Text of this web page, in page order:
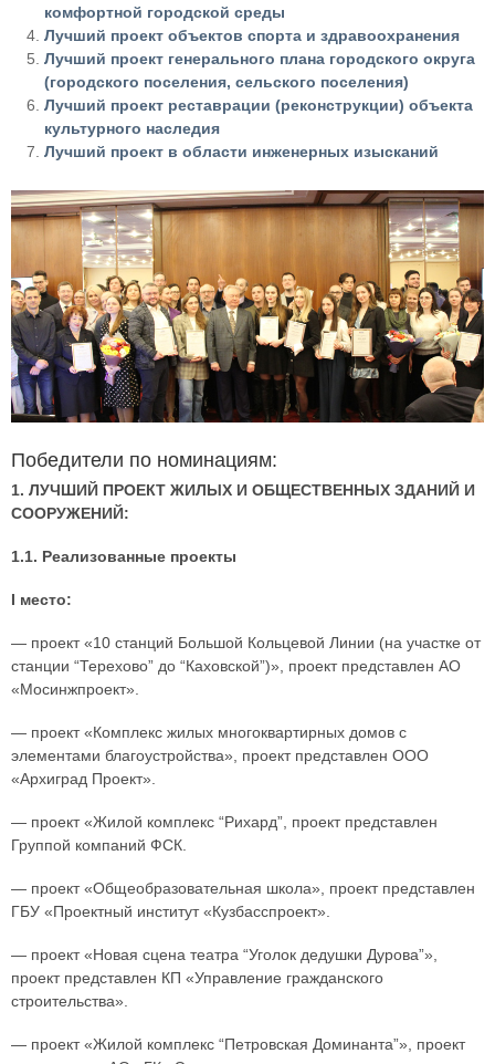
комфортной городской среды
Лучший проект объектов спорта и здравоохранения
Лучший проект генерального плана городского округа
(городского поселения, сельского поселения)
Лучший проект реставрации (реконструкции) объекта
культурного наследия
Лучший проект в области инженерных изысканий
Победители по номинациям:
1. ЛУЧШИЙ ПРОЕКТ ЖИЛЫХ И ОБЩЕСТВЕННЫХ ЗДАНИЙ И
СООРУЖЕНИЙ:
1.1. Реализованные проекты
I место:
— проект «10 станций Большой Кольцевой Линии (на участке от
станции “Терехово” до “Каховской”)», проект представлен АО
«Мосинжпроект».
— проект «Комплекс жилых многоквартирных домов с
элементами благоустройства», проект представлен ООО
«Архиград Проект».
— проект «Жилой комплекс “Рихард”, проект представлен
Группой компаний ФСК.
— проект «Общеобразовательная школа», проект представлен
ГБУ «Проектный институт «Кузбасспроект».
— проект «Новая сцена театра “Уголок дедушки Дурова”»,
проект представлен КП «Управление гражданского
строительства».
— проект «Жилой комплекс “Петровская Доминанта”», проект